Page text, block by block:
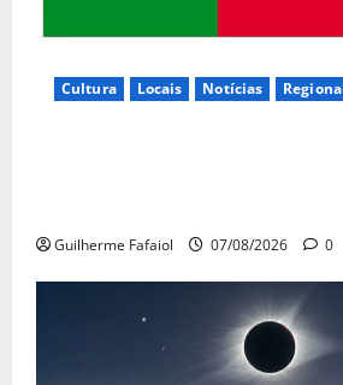
Cultura Locais Notícias
Guilherme Fafaiol 07/08/2026 0